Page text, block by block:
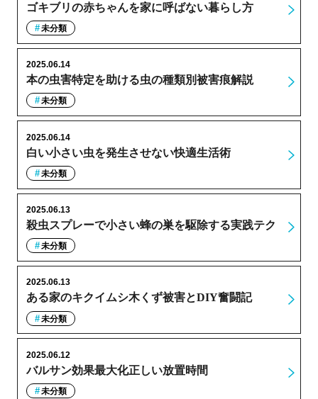
ゴキブリの赤ちゃんを家に呼ばない暮らし方
未分類
本の虫害特定を助ける虫の種類別被害痕解説
2025.06.14
未分類
白い小さい虫を発生させない快適生活術
2025.06.14
未分類
殺虫スプレーで小さい蜂の巣を駆除する実践テク
2025.06.13
未分類
ある家のキクイムシ木くず被害とDIY奮闘記
2025.06.13
未分類
バルサン効果最大化正しい放置時間
2025.06.12
未分類